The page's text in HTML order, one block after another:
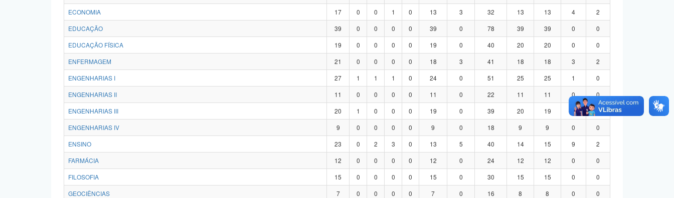
ECONOMIA
17 0 0 1 0 13 3 32 13 13 4
2
EDUCAÇÃO
39 0 0 0 0 39 0 78 39 39 0
0
EDUCAÇÃO FÍSICA
19 0 0 0 0 19 0 40 20 20 0
0
ENFERMAGEM
21 0 0 0 0 18 3 41 18 18 3
2
ENGENHARIAS I
27 1 1 1 0 24 0 51 25 25 1
0
ENGENHARIAS II
11 0 0 0 0 11 0 22 11 11 0
0
ENGENHARIAS III
20 1 0 0 0 19 0 39 20 19 0
0
ENGENHARIAS IV
9 0 0 0 0 9 0 18 9 9 0
0
ENSINO
23 0 2 3 0 13 5 40 14 15 9
2
FARMÁCIA
12 0 0 0 0 12 0 24 12 12 0
0
FILOSOFIA
15 0 0 0 0 15 0 30 15 15 0
0
GEOCIÊNCIAS
7 0 0 0 0 7 0 16 8 8 0
0